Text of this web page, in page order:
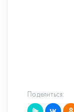
Поделиться: